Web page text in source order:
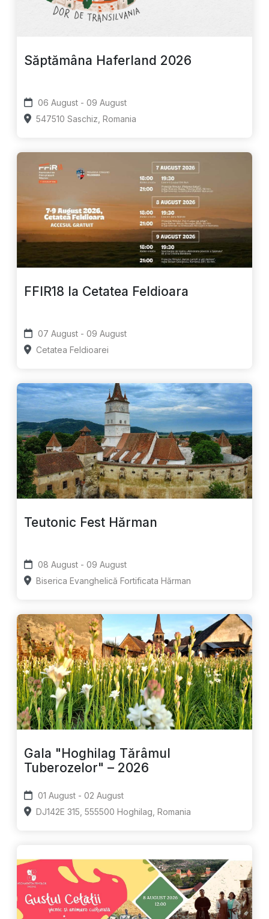
Săptămâna Haferland 2026
06 August - 09 August
547510 Saschiz, Romania
FFIR18 la Cetatea Feldioara
07 August - 09 August
Cetatea Feldioarei
Teutonic Fest Hărman
08 August - 09 August
Biserica Evanghelică Fortificata Hărman
Gala "Hoghilag Tărâmul
Tuberozelor" – 2026
01 August - 02 August
DJ142E 315, 555500 Hoghilag, Romania